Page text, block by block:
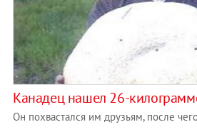
Канадец нашел 26-
Он похвастался им друзьям, после